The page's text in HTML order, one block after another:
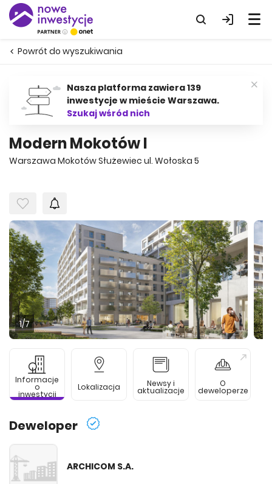
Powrót do wyszukiwania
Nasza platforma zawiera 139
inwestycje w mieście Warszawa.
Szukaj wśród nich
Modern Mokotów I
Warszawa Mokotów Służewiec ul. Wołoska 5
1/7
Informacje
o
inwestycji
Lokalizacja Newsy i
aktualizacje
O
deweloperze
Deweloper
ARCHICOM S.A.